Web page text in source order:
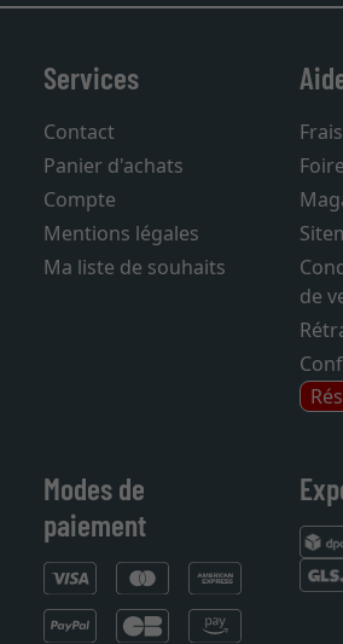
Services
Contact
Panier d'achats
Compte
Mentions légales
Ma liste de souhaits
de
Modes de
paiement